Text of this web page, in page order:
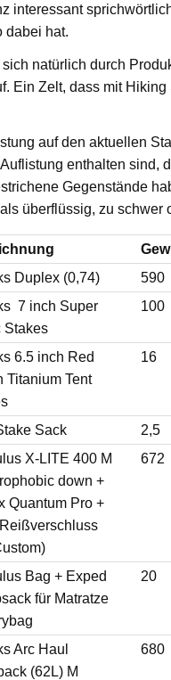
interessant
dabei hat.
natürlich durch
Ein Zelt, dass mit
auf den aktuellen
enthalten sind,
Gegenstände
überflüssig, zu schwer
Duplex (0,74) 590
7 inch Super
Stakes
100
6.5 inch Red
Titanium Tent
16
Sack 2,5
X-LITE 400 M
down +
Quantum Pro +
672
Bag + Exped
für Matratze
20
Arc Haul
(62L) M
680